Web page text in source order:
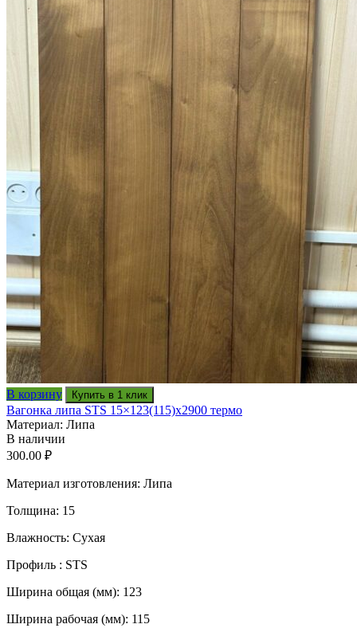
В корзину Купить в 1 клик
Вагонка липа STS 15×123(115)x2900 термо
Материал: Липа
В наличии
300.00 ₽
Материал изготовления: Липа
Толщина: 15
Влажность: Сухая
Профиль : STS
Ширина общая (мм): 123
Ширина рабочая (мм): 115